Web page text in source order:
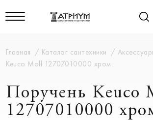
Главная Каталог сантехники
Keuco Moll 12707010000 хром
Поручень Keuco
12707010000